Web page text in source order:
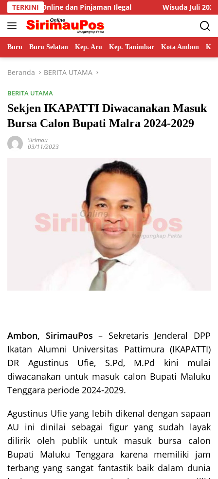
Langsung
ke
konten
TERKINIIlegal Wisuda Juli 2026, Rektor Unpatti
Buru Buru Selatan Kep. Aru Kep. Tanimbar Kota Ambon
Beranda BERITA UTAMA
BERITA UTAMA
Sekjen IKAPATTI Diwacanakan Masuk
Bursa Calon Bupati Malra 2024-2029
Sirimau
03/11/2023
Ambon, SirimauPos – Sekretaris Jenderal DPP
Ikatan Alumni Universitas Pattimura (IKAPATTI)
DR Agustinus Ufie, S.Pd, M.Pd kini mulai
diwacanakan untuk masuk calon Bupati Maluku
Tenggara periode 2024-2029.
Agustinus Ufie yang lebih dikenal dengan sapaan
AU ini dinilai sebagai figur yang sudah layak
dilirik oleh publik untuk masuk bursa calon
Bupati Maluku Tenggara karena memiliki jam
terbang yang sangat fantastik baik dalam dunia